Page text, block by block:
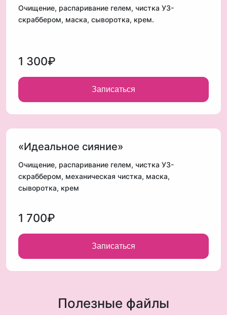
Очищение, распаривание гелем, чистка У3-
скраббером, маска, сыворотка, крем.
1 300₽
Записаться
«Идеальное сияние»
Очищение, распаривание гелем, чистка У3-
скраббером, механическая чистка, маска,
сыворотка, крем
1 700₽
Записаться
Полезные файлы